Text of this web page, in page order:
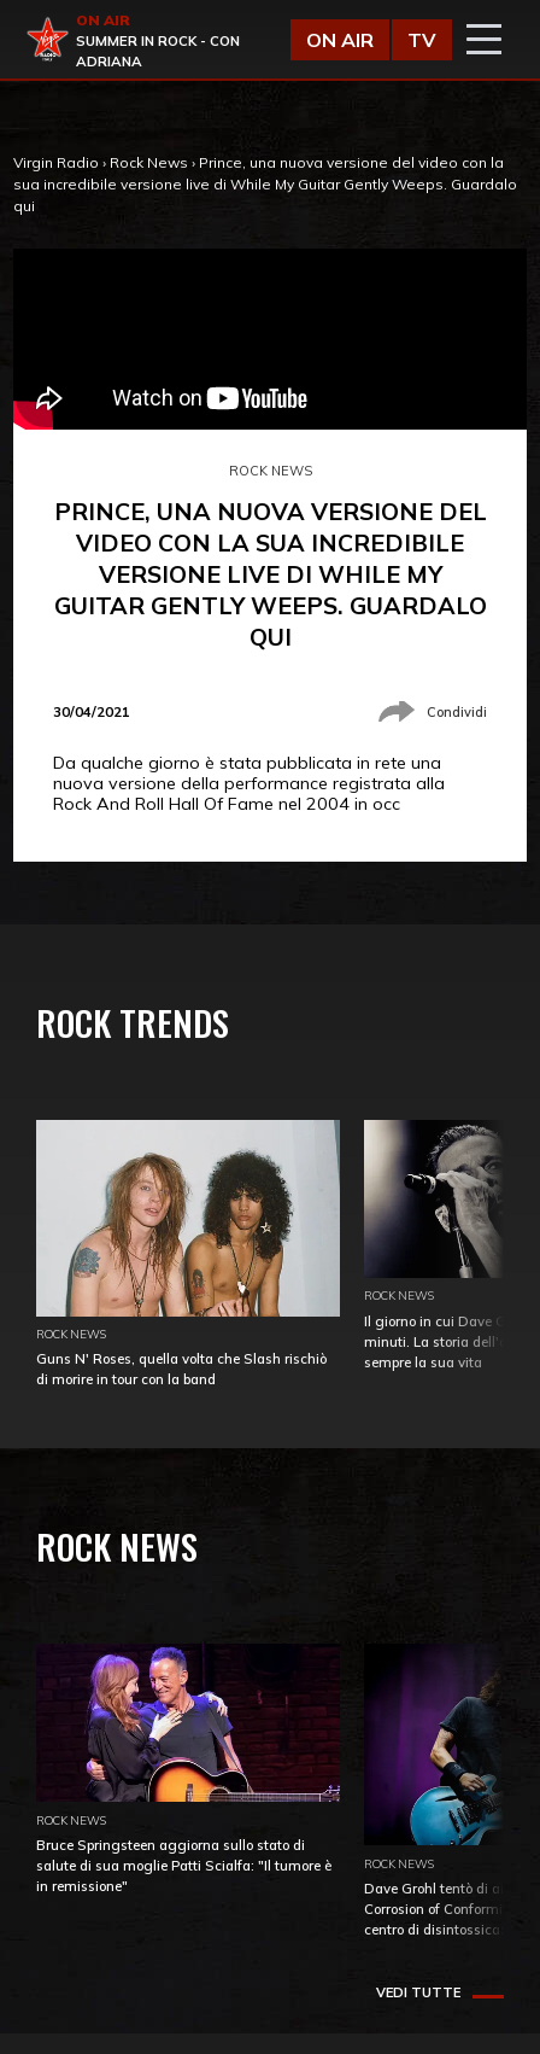
Virgin Radio
ON AIR
SUMMER IN ROCK - CON
ADRIANA
ON AIR TV
Virgin Radio › Rock News › Prince, una nuova versione del video con la
sua incredibile versione live di While My Guitar Gently Weeps. Guardalo
qui
ROCK NEWS
PRINCE, UNA NUOVA VERSIONE DEL
VIDEO CON LA SUA INCREDIBILE
VERSIONE LIVE DI WHILE MY
GUITAR GENTLY WEEPS. GUARDALO
QUI
30/04/2021 Condividi
Da qualche giorno è stata pubblicata in rete una
nuova versione della performance registrata alla
Rock And Roll Hall Of Fame nel 2004 in occ
ROCK TRENDS
ROCK NEWS
Guns N' Roses, quella volta che Slash rischiò
di morire in tour con la band
ROCK NEWS
Il giorno in cui Dave
minuti. La storia
sempre la sua vita
ROCK NEWS
ROCK NEWS
Bruce Springsteen aggiorna sullo stato di
salute di sua moglie Patti Scialfa: "Il tumore è
in remissione"
ROCK NEWS
Dave Grohl tentò di
Corrosion of Conformity
centro di
VEDI TUTTE